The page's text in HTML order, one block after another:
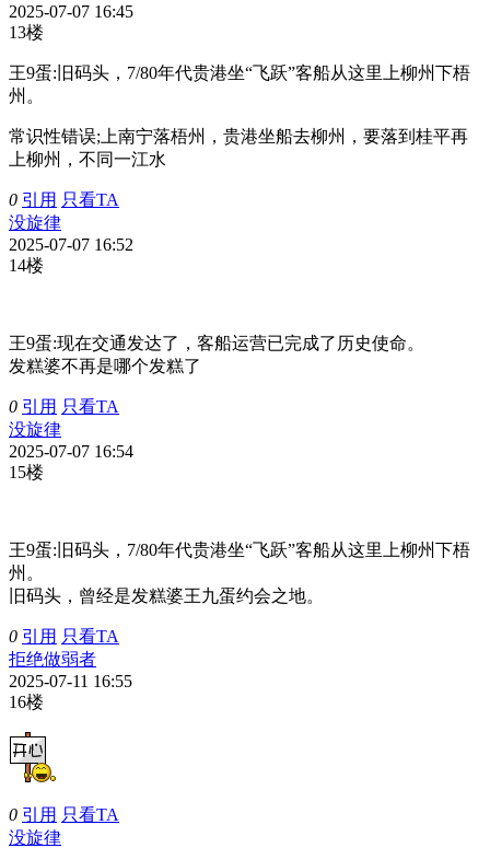
2025-07-07 16:45
13楼
王9蛋: 旧码头，7/80年代贵港坐“飞跃”客船从这里上柳州下梧
州。
常识性错误;上南宁落梧州，贵港坐船去柳州，要落到桂平再
上柳州，不同一江水
0 引用 只看TA
没旋律
2025-07-07 16:52
14楼
王9蛋:现在交通发达了，客船运营已完成了历史使命。
发糕婆不再是哪个发糕了
0 引用 只看TA
没旋律
2025-07-07 16:54
15楼
王9蛋: 旧码头，7/80年代贵港坐“飞跃”客船从这里上柳州下梧
州。
旧码头，曾经是发糕婆王九蛋约会之地。
0 引用 只看TA
拒绝做弱者
2025-07-11 16:55
16楼
0 引用 只看TA
没旋律